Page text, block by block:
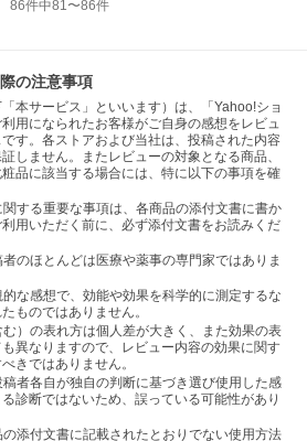
86件中81〜86件
の注意事項
本サービス」といいます）は、「Yahoo!ショ
用になられたお客様がご自身の感想をレビュ
す。各ストアおよび当社は、投稿された内容
しません。またレビューの対象となる商品、
品に該当する場合には、特に以下の事項を確
する重要な事項は、各商品の添付文書に書か
用いただく前に、必ず添付文書をお読みくだ
のほとんどは医療や薬事の専門家ではありま
な感想で、効能や効果を科学的に測定するな
ものではありません。
）の表れ方は個人差が大きく、また効果の表
異なりますので、レビュー内容の効果に関す
きではありません。
者各自が独自の判断に基づき選び使用した感
診断ではないため、誤っている可能性があり
添付文書に記載されたとおりでない使用方法